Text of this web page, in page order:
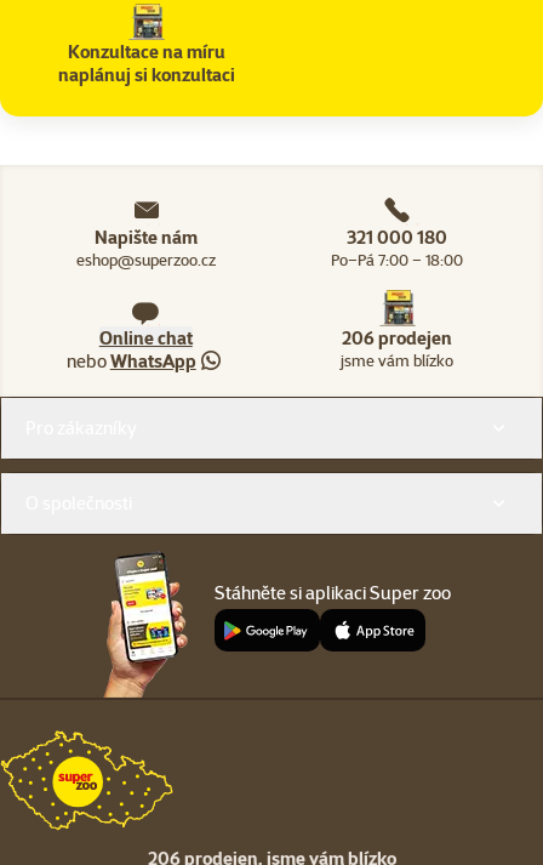
Konzultace na míru
naplánuj si konzultaci
Napište nám
eshop@superzoo.cz
321 000 180
Po–Pá 7:00 – 18:00
Online chat
neboWhatsApp
206 prodejen
jsme vám blízko
Stáhněte si aplikaci Super zoo
206 prodejen, jsme vám blízko